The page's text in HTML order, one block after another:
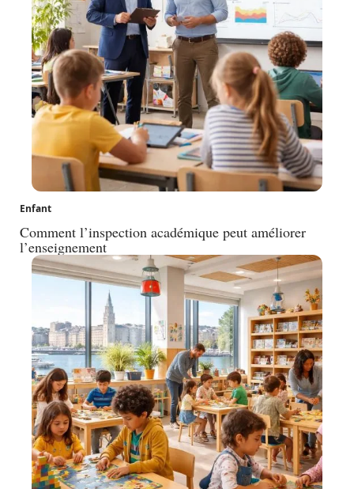
Enfant
Comment l’inspection académique peut améliorer
l’enseignement